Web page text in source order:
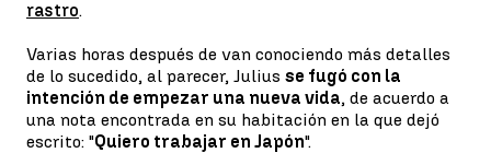
rastro.
Varias horas después de van conociendo más detalles
de lo sucedido, al parecer, Julius se fugó con la
intención de empezar una nueva vida, de acuerdo a
una nota encontrada en su habitación en la que dejó
escrito: "Quiero trabajar en Japón".